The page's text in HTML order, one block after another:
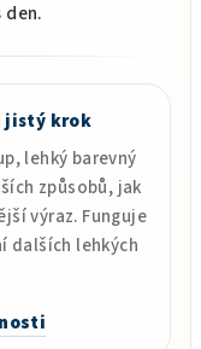
jistý krok
lehký barevný
způsobů, jak
výraz. Funguje
dalších lehkých